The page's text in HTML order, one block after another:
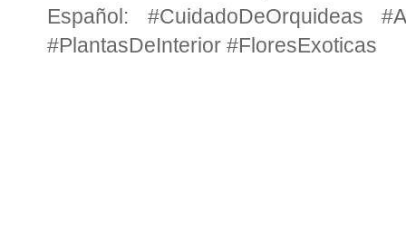
Español: #CuidadoDeOrquideas
#PlantasDeInterior #FloresExoticas